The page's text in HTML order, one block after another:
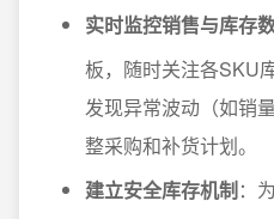
实时监控销售与库存
板，随时关注各SKU
发现异常波动（如销
整采购和补货计划。
建立安全库存机制：